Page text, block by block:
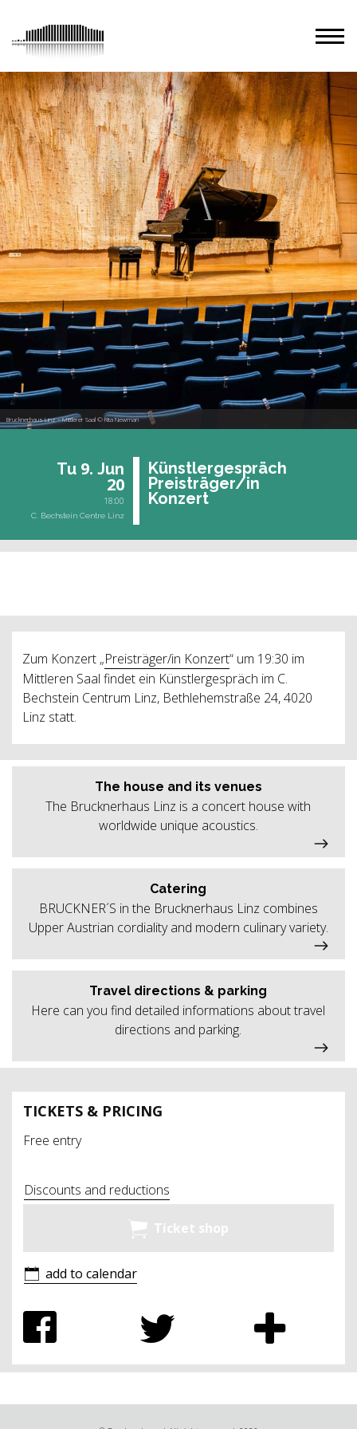
Brucknerhaus Linz – Mittlerer Saal © Rita Newman
Tu 9. Jun
20
18:00
C. Bechstein Centre Linz
Künst­ler­ge­spräch
Preis­trä­ger/in
Kon­zert
Zum Konzert „Preisträger/in Konzert“ um 19:30 im
Mittleren Saal findet ein Künstlergespräch im C.
Bechstein Centrum Linz, Bethlehemstraße 24, 4020
Linz statt.
TICKETS & PRICING
Free entry
Discounts and reductions
Ticket shop
add to calendar
The house and its venues
The Brucknerhaus Linz is a concert house with
worldwide unique acoustics.
Catering
BRUCKNER´S in the Brucknerhaus Linz combines
Upper Austrian cordiality and modern culinary variety.
Travel directions & parking
Here can you find detailed informations about travel
directions and parking.